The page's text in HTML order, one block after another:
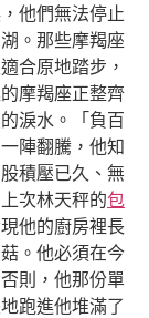
他們無法停止
。那些摩羯座
合原地踏步，
摩羯座正整齊
淚水。「負百
陣翻騰，他知
積壓已久、無
次林天秤的包
他的廚房裡長
。他必須在今
則，他那份單
跑進他堆滿了